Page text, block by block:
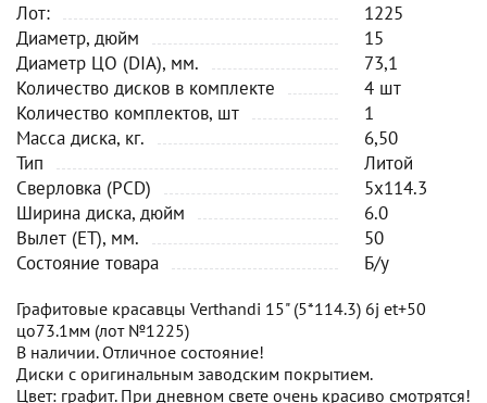
Лот:
1225
Диаметр, дюйм
15
Диаметр ЦО (DIA), мм.
73,1
Количество дисков в комплекте
4 шт
Количество комплектов, шт
1
Масса диска, кг.
6,50
Тип
Литой
Сверловка (PCD)
5x114.3
Ширина диска, дюйм
6.0
Вылет (ET), мм.
50
Состояние товара
Б/у
Графитовые красавцы Verthandi 15" (5*114.3) 6j et+50
цо73.1мм (лот №1225)
В наличии. Отличное состояние!
Диски с оригинальным заводским покрытием.
Цвет: графит. При дневном свете очень красиво смотрятся!